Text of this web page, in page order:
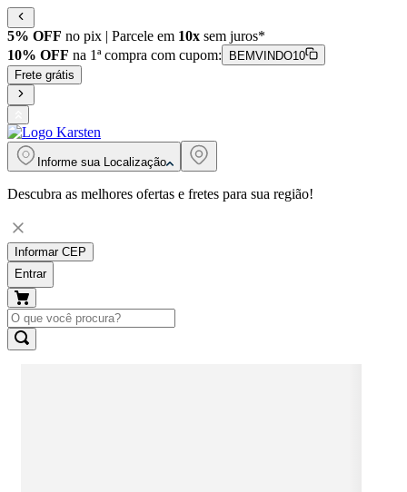
5% OFF no pix | Parcele em 10x sem juros*
10% OFF na 1ª compra com cupom:
BEMVINDO10
Frete grátis
Informe sua Localização
Descubra as melhores ofertas e fretes para sua região!
Informar CEP
Entrar